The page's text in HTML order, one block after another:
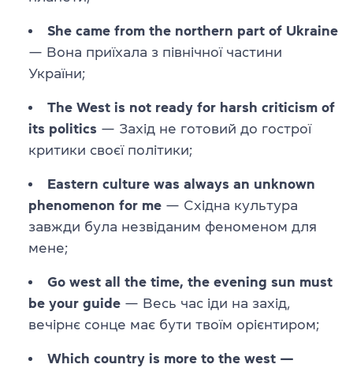
She came from the northern part of Ukraine
— Вона приїхала з північної частини
України;
The West is not ready for harsh criticism of
its politics — Захід не готовий до гострої
критики своєї політики;
Eastern culture was always an unknown
phenomenon for me — Східна культура
завжди була незвіданим феноменом для
мене;
Go west all the time, the evening sun must
be your guide — Весь час іди на захід,
вечірнє сонце має бути твоїм орієнтиром;
Which country is more to the west —